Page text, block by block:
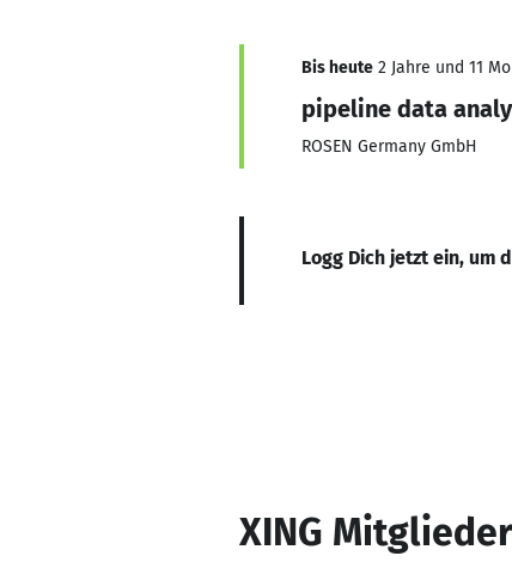
Bis heute 2 Jahre und 11
pipeline data
ROSEN Germany GmbH
Logg Dich jetzt ein, um
XING